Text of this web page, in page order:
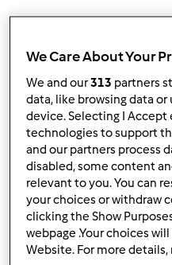
Sex, 2010-04-16 13:03
Olá!
Vou ter q escolher um dos
We Care About Your
We and our313 partners
data, like browsing data
device. Selecting I Accept
technologies to support
and our partners process
disabled, some content
relevant to you. You can
your choices or withdraw
clicking the Show
webpage .Your choices
Website. For more